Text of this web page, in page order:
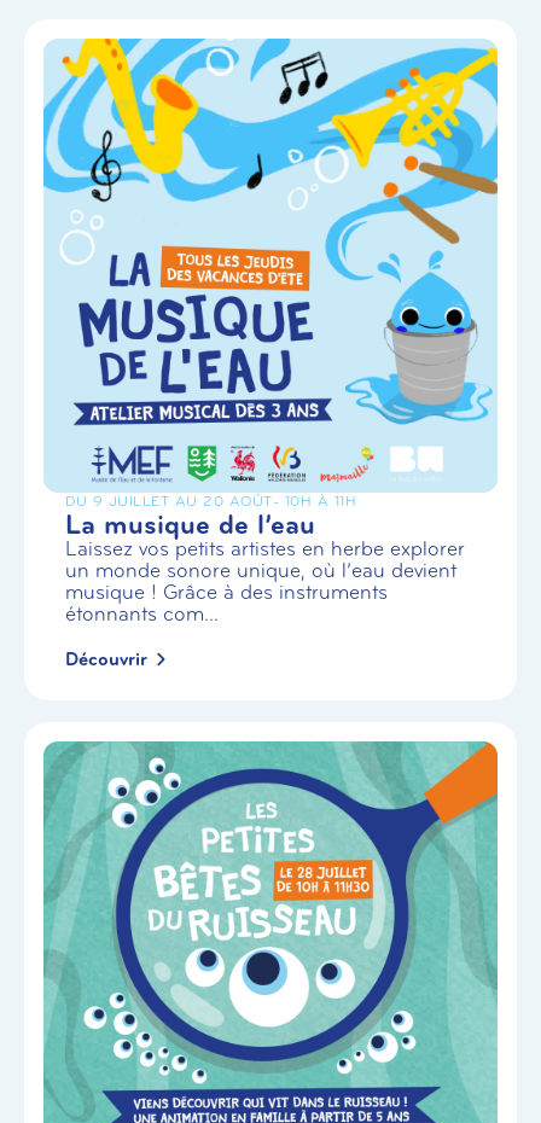
DU 9 JUILLET AU 20 AOÛT- 10H À 11H
La musique de l’eau
Laissez vos petits artistes en herbe explorer
un monde sonore unique, où l’eau devient
musique ! Grâce à des instruments
étonnants com...
Découvrir